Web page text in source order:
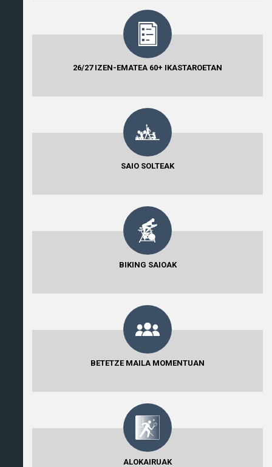
26/27 IZEN-EMATEA 60+ IKASTAROETAN
SAIO SOLTEAK
BIKING SAIOAK
BETETZE MAILA MOMENTUAN
ALOKAIRUAK